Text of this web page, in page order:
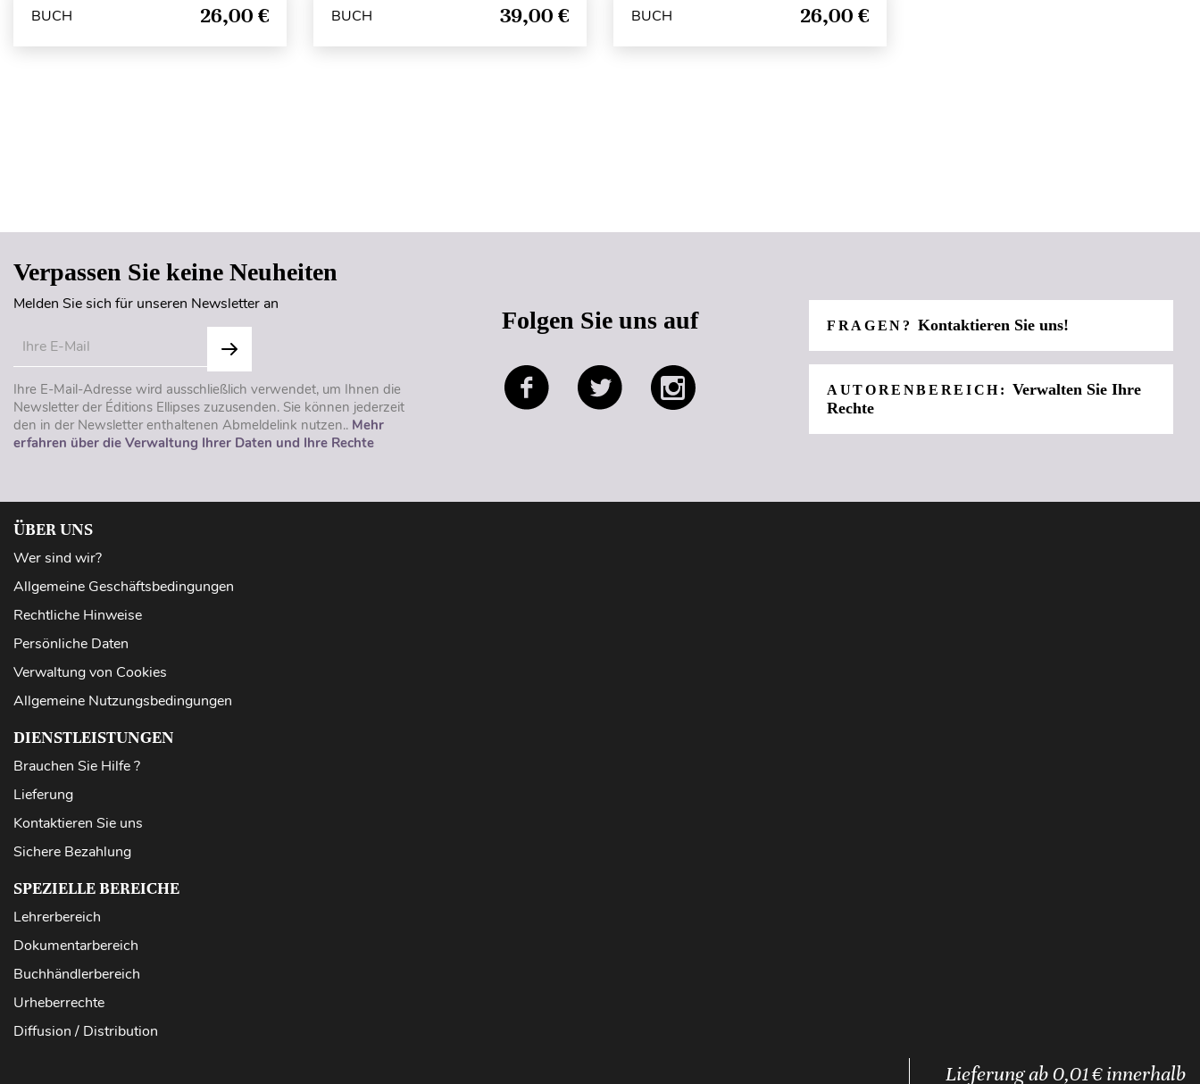
BUCH 26,00 € BUCH 39,00 € BUCH 26,00 €
Verpassen Sie keine Neuheiten
Melden Sie sich für unseren Newsletter an
Ihre E-Mail-Adresse wird ausschließlich verwendet, um Ihnen die
Newsletter der Éditions Ellipses zuzusenden. Sie können jederzeit
den in der Newsletter enthaltenen Abmeldelink nutzen.. Mehr
erfahren über die Verwaltung Ihrer Daten und Ihre Rechte
Folgen Sie uns auf FRAGEN?Kontaktieren Sie uns!
AUTORENBEREICH:Verwalten Sie Ihre
Rechte
ÜBER UNS
Wer sind wir?
Allgemeine Geschäftsbedingungen
Rechtliche Hinweise
Persönliche Daten
Verwaltung von Cookies
Allgemeine Nutzungsbedingungen
DIENSTLEISTUNGEN
Brauchen Sie Hilfe ?
Lieferung
Kontaktieren Sie uns
Sichere Bezahlung
SPEZIELLE BEREICHE
Lehrerbereich
Dokumentarbereich
Buchhändlerbereich
Urheberrechte
Diffusion / Distribution
Lieferung ab 0,01 € innerhalb